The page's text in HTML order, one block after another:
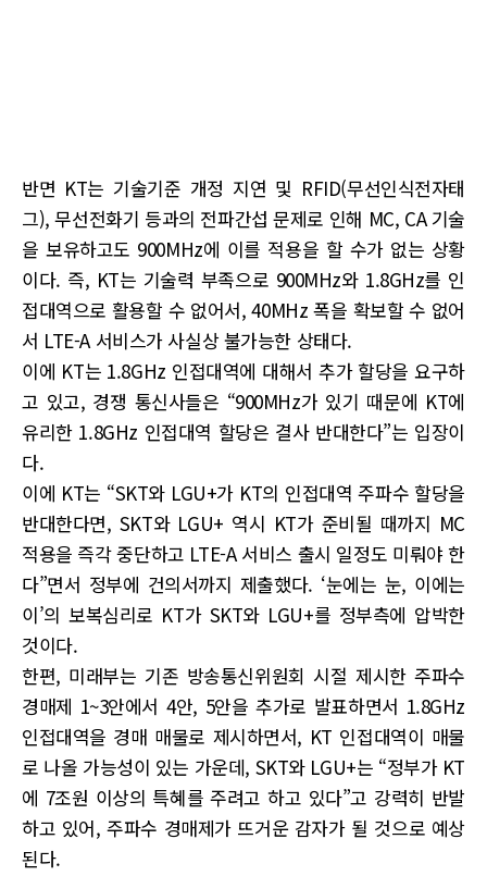
반면 KT는 기술기준 개정 지연 및 RFID(무선인식전자태
그), 무선전화기 등과의 전파간섭 문제로 인해 MC, CA 기술
을 보유하고도 900MHz에 이를 적용을 할 수가 없는 상황
이다. 즉, KT는 기술력 부족으로 900MHz와 1.8GHz를 인
접대역으로 활용할 수 없어서, 40MHz 폭을 확보할 수 없어
서 LTE-A 서비스가 사실상 불가능한 상태다.
이에 KT는 1.8GHz 인접대역에 대해서 추가 할당을 요구하
고 있고, 경쟁 통신사들은 “900MHz가 있기 때문에 KT에
유리한 1.8GHz 인접대역 할당은 결사 반대한다”는 입장이
다.
이에 KT는 “SKT와 LGU+가 KT의 인접대역 주파수 할당을
반대한다면, SKT와 LGU+ 역시 KT가 준비될 때까지 MC
적용을 즉각 중단하고 LTE-A 서비스 출시 일정도 미뤄야 한
다”면서 정부에 건의서까지 제출했다. ‘눈에는 눈, 이에는
이’의 보복심리로 KT가 SKT와 LGU+를 정부측에 압박한
것이다.
한편, 미래부는 기존 방송통신위원회 시절 제시한 주파수
경매제 1~3안에서 4안, 5안을 추가로 발표하면서 1.8GHz
인접대역을 경매 매물로 제시하면서, KT 인접대역이 매물
로 나올 가능성이 있는 가운데, SKT와 LGU+는 “정부가 KT
에 7조원 이상의 특혜를 주려고 하고 있다”고 강력히 반발
하고 있어, 주파수 경매제가 뜨거운 감자가 될 것으로 예상
된다.